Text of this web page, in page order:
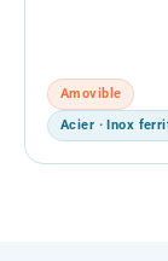
Amovible
Acier · Inox